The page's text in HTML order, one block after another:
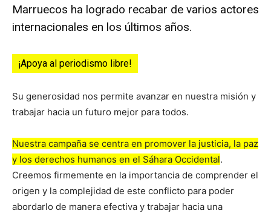
Marruecos ha logrado recabar de varios actores
internacionales en los últimos años.
¡Apoya al periodismo libre!
Su generosidad nos permite avanzar en nuestra misión y
trabajar hacia un futuro mejor para todos.
Nuestra campaña se centra en promover la justicia, la paz
y los derechos humanos en el Sáhara Occidental.
Creemos firmemente en la importancia de comprender el
origen y la complejidad de este conflicto para poder
abordarlo de manera efectiva y trabajar hacia una